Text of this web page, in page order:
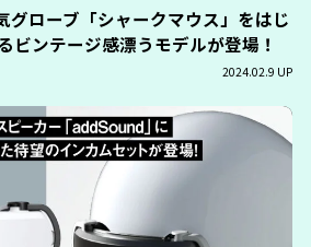
グローブ「シャークマウス」をはじ
ビンテージ感漂うモデルが登場！
2024.02.9 UP